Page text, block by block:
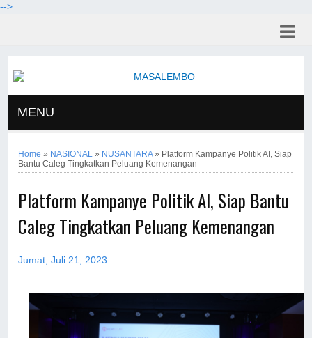
-->
MENU
Home » NASIONAL » NUSANTARA» Platform Kampanye Politik AI, Siap
Bantu Caleg Tingkatkan Peluang Kemenangan
Platform Kampanye Politik AI, Siap Bantu
Caleg Tingkatkan Peluang Kemenangan
Jumat, Juli 21, 2023